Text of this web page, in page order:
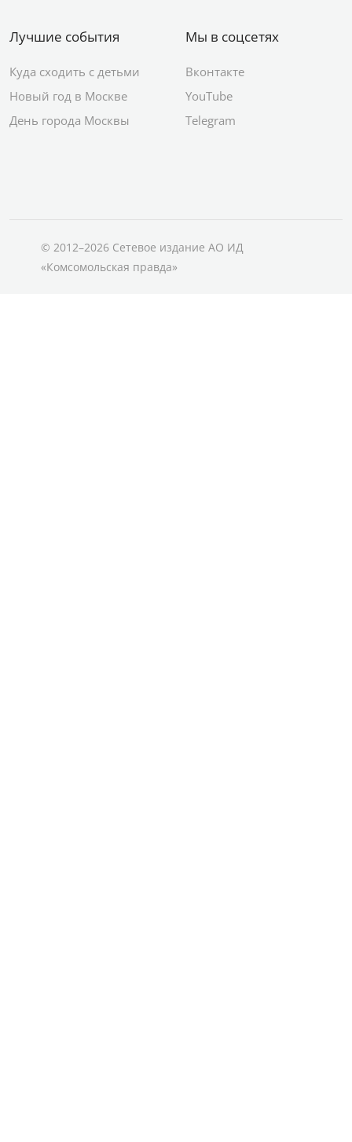
Лучшие события
Куда сходить с детьми
Новый год в Москве
День города Москвы
Мы в соцсетях
Вконтакте
YouTube
Telegram
© 2012–2026 Сетевое издание АО ИД
«Комсомольская правда»